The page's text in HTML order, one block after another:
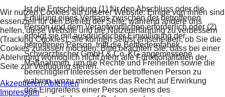
Ist die Entscheidung (1) für den Abschluss oder die
Erfüllung eines Vertrags zwischen der betroffenen
Person und dem Verantwortlichen erforderlich oder (2)
erfolgt sie mit ausdrücklicher Einwilligung der
betroffenen Person, trifft die Bettfedernfabrik
Schwarzfischer GmbH & Co. KG angemessene
Maßnahmen, um die Rechte und Freiheiten sowie die
berechtigten Interessen der betroffenen Person zu
wahren, wozu mindestens das Recht auf Erwirkung
des Eingreifens einer Person seitens des
Wir nutzen Cookies auf unserer Website. Einige von ihnen sind
essenziell für den Betrieb der Seite, während andere uns
helfen, diese Website und die Nutzererfahrung zu verbessern
(Tracking Cookies). Sie können selbst entscheiden, ob Sie die
Cookies zulassen möchten. Bitte beachten Sie, dass bei einer
Ablehnung womöglich nicht mehr alle Funktionalitäten der
Seite zur Verfügung stehen.
AkzeptierenAblehnen
Impressum